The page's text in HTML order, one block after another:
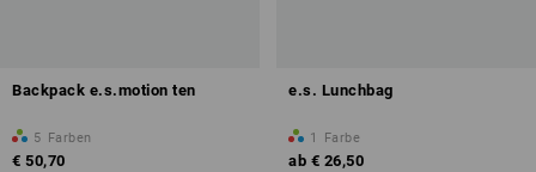
Backpack e.s.motion ten
5 Farben
€ 50,70
e.s. Lunchbag
1 Farbe
ab € 26,50